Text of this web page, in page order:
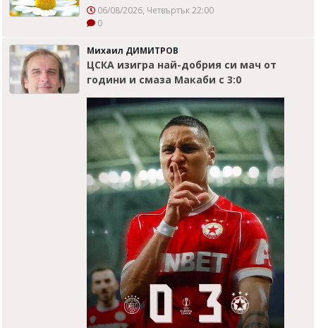
06/08/2026, Четвъртък 22:00
0
Михаил ДИМИТРОВ
ЦСКА изигра най-добрия си мач от
години и смаза Макаби с 3:0